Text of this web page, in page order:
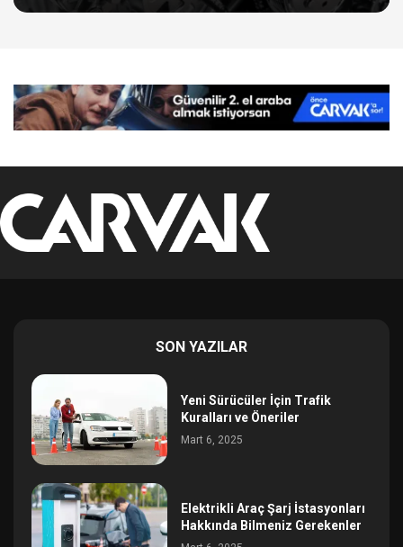
SON YAZILAR
Yeni Sürücüler İçin Trafik
Kuralları ve Öneriler
Mart 6, 2025
Elektrikli Araç Şarj İstasyonları
Hakkında Bilmeniz Gerekenler